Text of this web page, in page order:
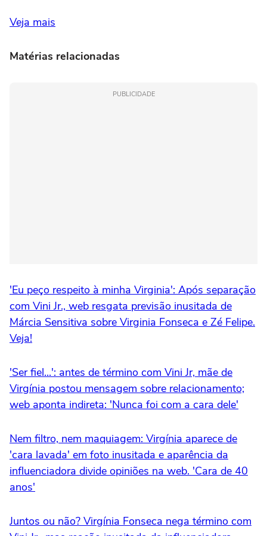
Veja mais
Matérias relacionadas
PUBLICIDADE
'Eu peço respeito à minha Virginia': Após separação
com Vini Jr., web resgata previsão inusitada de
Márcia Sensitiva sobre Virginia Fonseca e Zé Felipe.
Veja!
'Ser fiel...': antes de término com Vini Jr, mãe de
Virgínia postou mensagem sobre relacionamento;
web aponta indireta: 'Nunca foi com a cara dele'
Nem filtro, nem maquiagem: Virgínia aparece de
'cara lavada' em foto inusitada e aparência da
influenciadora divide opiniões na web. 'Cara de 40
anos'
Juntos ou não? Virgínia Fonseca nega término com